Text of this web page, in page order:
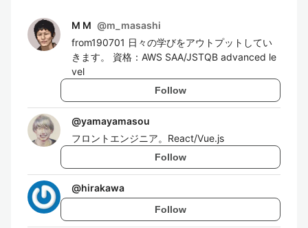
M M @m_masashi
from190701 日々の学びをアウトプットしてい
きます。 資格：AWS SAA/JSTQB advanced le
vel
Follow
@yamayamasou
フロントエンジニア。React/Vue.js
Follow
@hirakawa
Follow